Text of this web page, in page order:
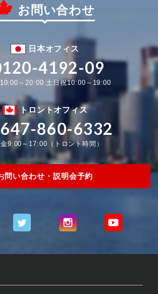
お問い合わせ
日本オフィス
4192-09
10:00～20:00 土日祝10:00～19:00
トロントオフィス
860-6332
金9:00～17:00（トロント時間）
問い合わせ・説明会予約